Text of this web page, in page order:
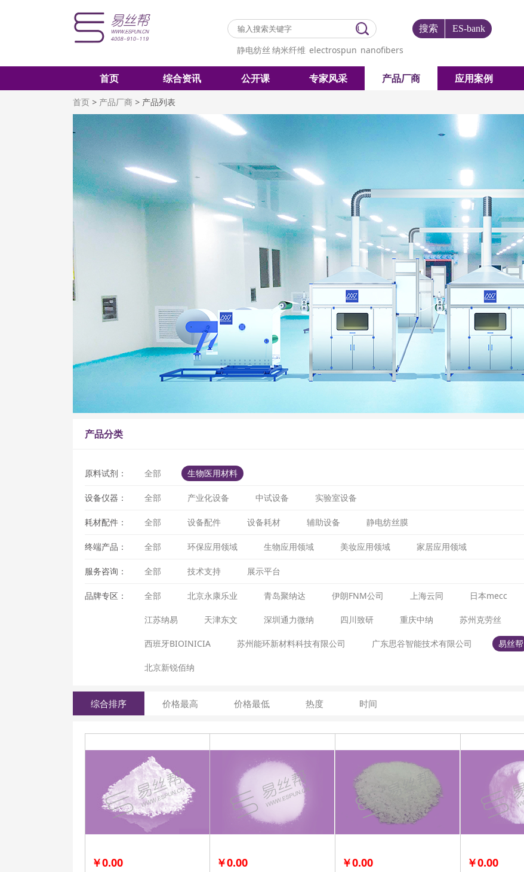
搜索 ES-bank
静电纺丝 纳米纤维 electrospun nanofibers
首页 综合资讯 公开课 专家风采 产品厂商 应用案例
首页 > 产品厂商 > 产品列表
产品分类
原料试剂： 全部 生物医用材料
设备仪器： 全部 产业化设备 中试设备 实验室设备
耗材配件： 全部 设备配件 设备耗材 辅助设备 静电纺丝膜
终端产品： 全部 环保应用领域 生物应用领域 美妆应用领域 家居应用领域
服务咨询： 全部 技术支持 展示平台
品牌专区： 全部 北京永康乐业 青岛聚纳达 伊朗FNM公司 上海云同 日本mecc
江苏纳易 天津东文 深圳通力微纳 四川致研 重庆中纳 苏州克劳丝
西班牙BIOINICIA 苏州能环新材料科技有限公司 广东思谷智能技术有限公司 易丝帮
北京新锐佰纳
综合排序 价格最高 价格最低 热度 时间
￥0.00 ￥0.00 ￥0.00 ￥0.00